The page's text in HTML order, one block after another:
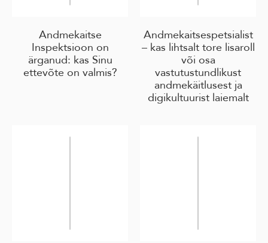
Andmekaitse
Inspektsioon on
ärganud: kas Sinu
ettevõte on valmis?
Andmekaitsespetsialist
– kas lihtsalt tore lisaroll
või osa
vastutustundlikust
andmekäitlusest ja
digikultuurist laiemalt